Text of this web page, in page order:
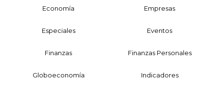
Economía Empresas
Especiales Eventos
Finanzas Finanzas Personales
Globoeconomía Indicadores